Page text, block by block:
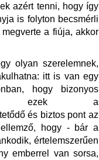
azért tenni, hogy így
is folyton becsmérli
a fiúja, akkor
olyan szerelemnek,
itt is van egy
hogy bizonyos
ezek a
és biztos pont az
hogy - bár a
értelemszerűen
emberrel van sorsa,